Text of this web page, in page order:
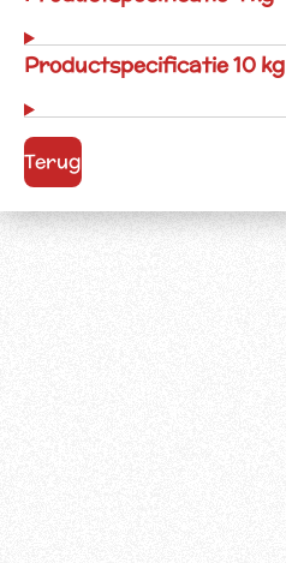
Productspecificatie 10 kg
Terug